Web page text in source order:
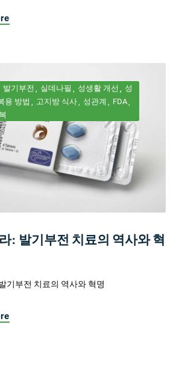
발기부전 실데나필 성생활 개선
성
용 방법 고지방 식사 성관계
FDA
: 발기부전 치료의 역사와 혁
기부전 치료의 역사와 혁명